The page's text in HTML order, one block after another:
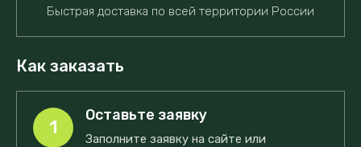
Быстрая доставка по всей территории России
Как заказать
1
Оставьте заявку
Заполните заявку на сайте или